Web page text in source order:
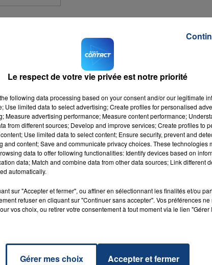
mortalité.
de 73% de plus qu'en 2014.
Chaalis, Trie-la-Ville, Ons-en-Bray, Chamant, Francastel,
RADIO CONTACT
Le respect de votre vie privée est notre priorité
following data processing based on your consent and/or our legitimate
Use limited data to select advertising; Create profiles for personalised
Measure advertising performance; Measure content performance;
from different sources; Develop and improve services; Create profiles to
Use limited data to select content; Ensure security, prevent and
and content; Save and communicate privacy choices. These technologies
data to offer following functionalities: Identify devices based on
data; Match and combine data from other data sources; Link different
automatically.
sur "Accepter et fermer", ou affiner en sélectionnant les finalités et/ou
refuser en cliquant sur "Continuer sans accepter". Vos préférences
vos choix, ou retirer votre consentement à tout moment via le lien
Gérer mes choix Accepter et fermer